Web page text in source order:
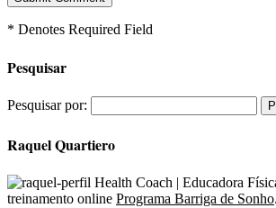
* Denotes Required Field
Pesquisar
Pesquisar por:
Raquel Quartiero
Health Coach | Educadora
treinamento online Programa Barriga de Sonho